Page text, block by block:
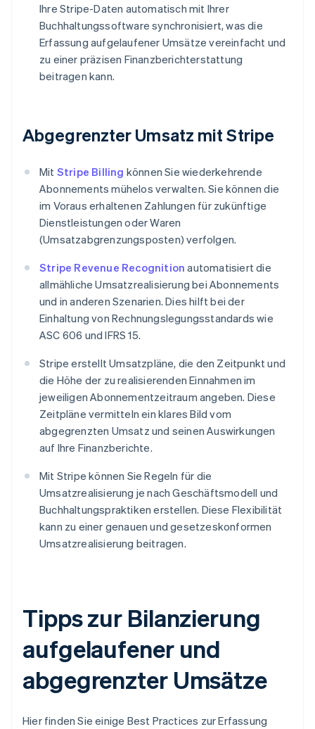
Ihre Stripe-Daten automatisch mit Ihrer
Buchhaltungssoftware synchronisiert, was die
Erfassung aufgelaufener Umsätze vereinfacht und
zu einer präzisen Finanzberichterstattung
beitragen kann.
Abgegrenzter Umsatz mit Stripe
Mit Stripe Billing können Sie wiederkehrende
Abonnements mühelos verwalten. Sie können die
im Voraus erhaltenen Zahlungen für zukünftige
Dienstleistungen oder Waren
(Umsatzabgrenzungsposten) verfolgen.
Stripe Revenue Recognition automatisiert die
allmähliche Umsatzrealisierung bei Abonnements
und in anderen Szenarien. Dies hilft bei der
Einhaltung von Rechnungslegungsstandards wie
ASC 606 und IFRS 15.
Stripe erstellt Umsatzpläne, die den Zeitpunkt und
die Höhe der zu realisierenden Einnahmen im
jeweiligen Abonnementzeitraum angeben. Diese
Zeitpläne vermitteln ein klares Bild vom
abgegrenzten Umsatz und seinen Auswirkungen
auf Ihre Finanzberichte.
Mit Stripe können Sie Regeln für die
Umsatzrealisierung je nach Geschäftsmodell und
Buchhaltungspraktiken erstellen. Diese Flexibilität
kann zu einer genauen und gesetzeskonformen
Umsatzrealisierung beitragen.
Tipps zur Bilanzierung
aufgelaufener und
abgegrenzter Umsätze
Hier finden Sie einige Best Practices zur Erfassung